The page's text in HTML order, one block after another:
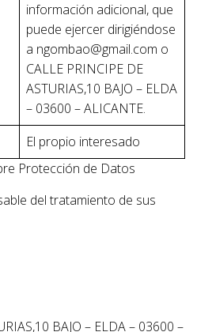
información adicional, que
puede ejercer dirigiéndose
a ngombao@gmail.com o
CALLE PRINCIPE DE
ASTURIAS,10 BAJO – ELDA
– 03600 – ALICANTE.
El propio interesado
Protección de Datos
del tratamiento de sus
BAJO – ELDA – 03600 –